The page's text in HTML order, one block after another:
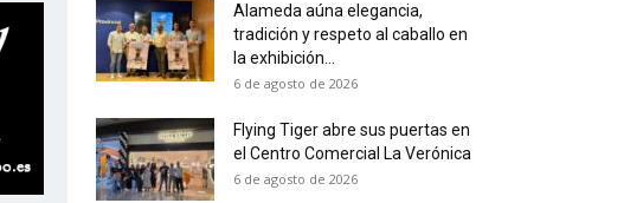
Alameda aúna elegancia,
tradición y respeto al caballo en
la exhibición...
6 de agosto de 2026
Flying Tiger abre sus puertas en
el Centro Comercial La Verónica
6 de agosto de 2026